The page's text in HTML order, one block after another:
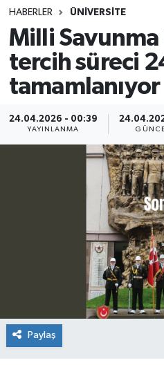
HABERLER ÜNİVERSİTE
Milli
tercih süreci
tamamlanıyor
24.04.2026 - 00:39
YAYINLANMA
Paylaş
YARIŞMA/
ANKET
MEVZUAT/KARARLAR